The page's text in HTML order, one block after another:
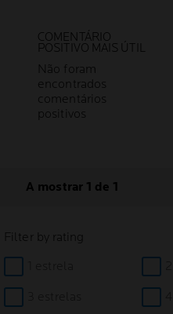
COMENTÁRIO
POSITIVO MAIS ÚTIL
Não foram
encontrados
comentários
positivos
A mostrar 1 de 1
Filter by rating